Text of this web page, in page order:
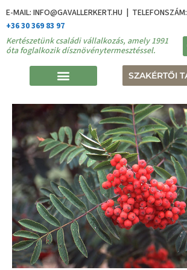
E-MAIL: INFO@GAVALLERKERT.HU | TELEFONSZÁM:
+36 30 369 83 97
Kertészetünk családi vállalkozás, amely 1991
óta foglalkozik dísznövénytermesztéssel.
SZAKÉRTŐI